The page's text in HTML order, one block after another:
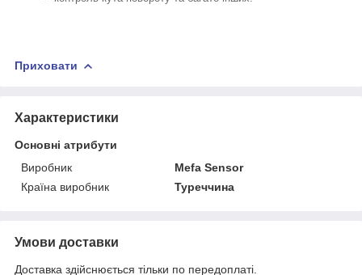
Приховати
Характеристики
Основні атрибути
Виробник
Mefa Sensor
Країна виробник
Туреччина
Умови доставки
Доставка здійснюється тільки по передоплаті.